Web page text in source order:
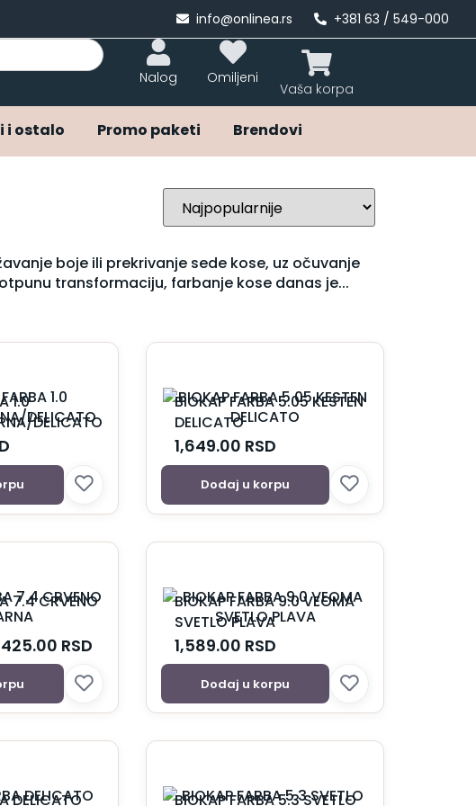
info@onlinea.rs +381 63 / 549-000
Nalog Omiljeni
i ostalo Promo paketi
Brendovi
boje ili prekrivanje sede kose, uz očuvanje
transformaciju, farbanje kose danas je...
1.0
DELICATO
BIOKAP FARBA 5.05 KESTEN
DELICATO
1,649.00 RSD
Dodaj u korpu
7.4 CRVENO
RSD
BIOKAP FARBA 9.0 VEOMA
SVETLO PLAVA
1,589.00 RSD
Dodaj u korpu
DELICATO
BIOKAP FARBA 5.3 SVETLO